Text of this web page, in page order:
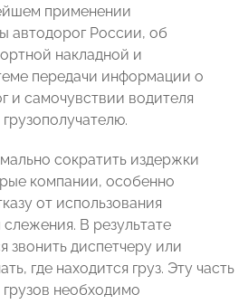
применении
автодорог России, об
накладной и
передачи информации о
и самочувствии водителя
сократить издержки
компании, особенно
от использования
В результате
звонить диспетчеру или
где находится груз. Эту часть
необходимо